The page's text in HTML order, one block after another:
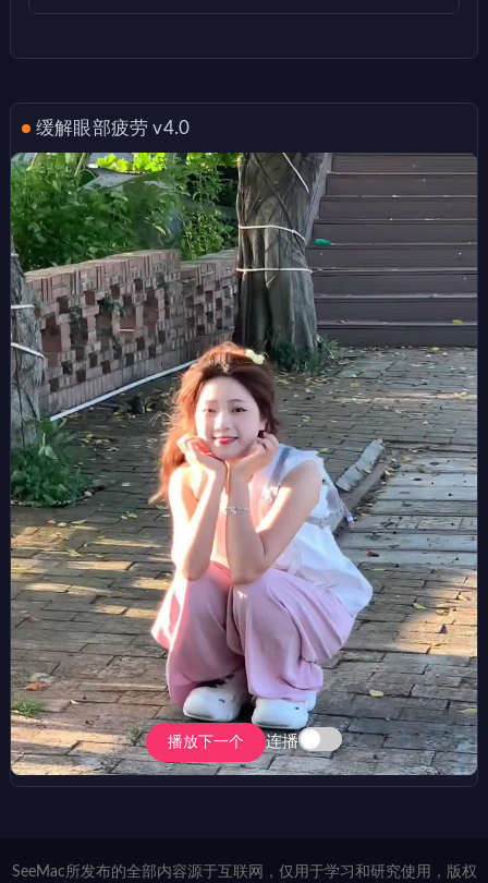
缓解眼部疲劳 v4.0
播放下一个 连播
SeeMac所发布的全部内容源于互联网，仅用于学习和研究使用，版权